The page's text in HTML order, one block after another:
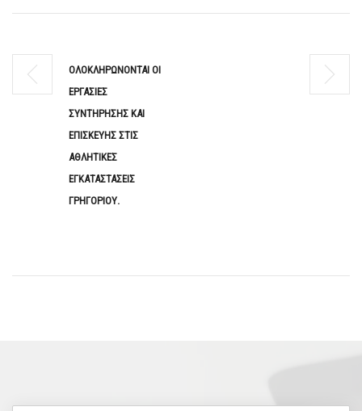
ΟΛΟΚΛΗΡΩΝΟΝΤΑΙ ΟΙ
ΕΡΓΑΣΙΕΣ
ΣΥΝΤΗΡΗΣΗΣ ΚΑΙ
ΕΠΙΣΚΕΥΗΣ ΣΤΙΣ
ΑΘΛΗΤΙΚΕΣ
ΕΓΚΑΤΑΣΤΑΣΕΙΣ
ΓΡΗΓΟΡΙΟΥ.